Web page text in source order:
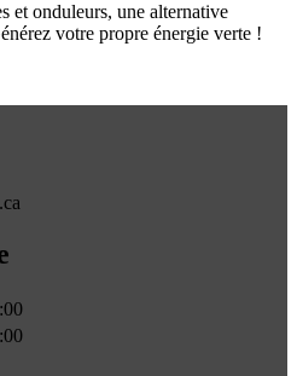
et onduleurs, une alternative
votre propre énergie verte !